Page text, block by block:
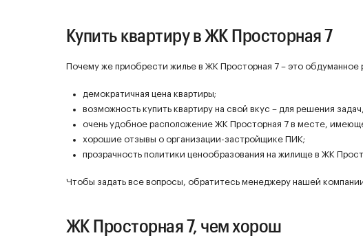
Купить квартиру в ЖК Просторная 7
Почему же приобрести жилье в ЖК Просторная 7 – это обдуманное
демократичная цена квартиры;
возможность купить квартиру на свой вкус – для решения
очень удобное расположение ЖК Просторная 7 в месте,
хорошие отзывы о организации-застройщике ПИК;
прозрачность политики ценообразования на жилище в ЖК
Чтобы задать все вопросы, обратитесь менеджеру нашей
ЖК Просторная 7, чем хорош